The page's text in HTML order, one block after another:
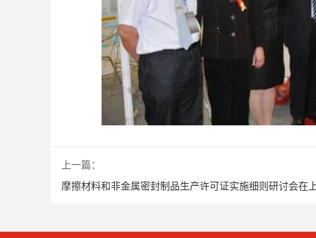
上一篇：
摩擦材料和非金属密封制品生产许可证实施细则研讨会在